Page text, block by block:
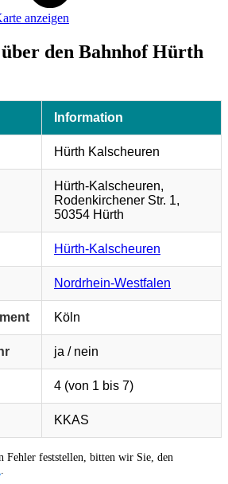
anzeigen
den Bahnhof Hürth
Information
Hürth Kalscheuren
Hürth-Kalscheuren,
Rodenkirchener Str. 1,
50354 Hürth
Hürth-Kalscheuren
Nordrhein-Westfalen
Köln
ja / nein
4 (von 1 bis 7)
KKAS
Fehler feststellen, bitten wir Sie, den